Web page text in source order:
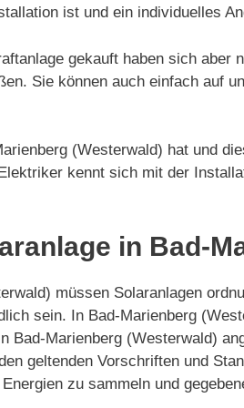
ist und ein individuelles
gekauft haben sich
Sie können auch einfach auf
(Westerwald) hat und
kennt sich mit der
in Bad-
müssen Solaranlagen
sein. In Bad-Marienberg
Bad-Marienberg (Westerwald)
geltenden Vorschriften und
zu sammeln und